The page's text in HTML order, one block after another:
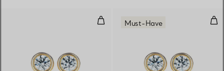
Diamonds by the Yard®
Must-Have